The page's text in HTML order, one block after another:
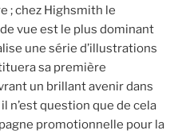
; chez Highsmith le
vue est le plus dominant
une série d’illustrations
sa première
un brillant avenir dans
n’est question que de cela
promotionnelle pour la